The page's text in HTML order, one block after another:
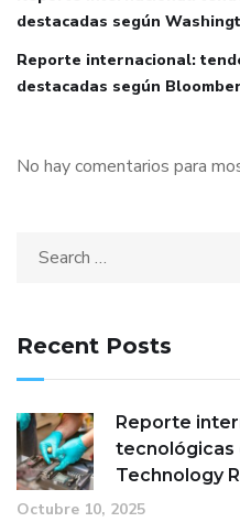
destacadas según
Reporte internacional:
destacadas según
No hay comentarios para
Recent Posts
Reporte
tecnológicas
Technology
Octubre 10, 2025